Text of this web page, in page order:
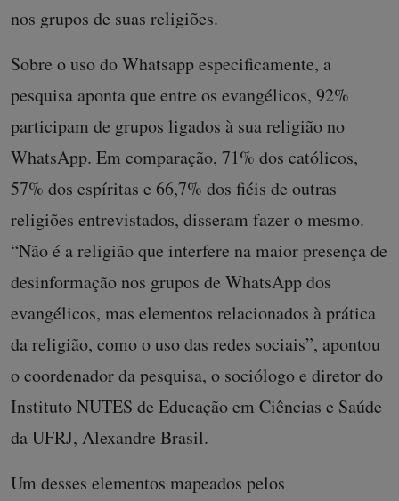
nos grupos de suas religiões.
Sobre o uso do Whatsapp especificamente, a
pesquisa aponta que entre os evangélicos, 92%
participam de grupos ligados à sua religião no
WhatsApp. Em comparação, 71% dos católicos,
57% dos espíritas e 66,7% dos fiéis de outras
religiões entrevistados, disseram fazer o mesmo.
“Não é a religião que interfere na maior presença de
desinformação nos grupos de WhatsApp dos
evangélicos, mas elementos relacionados à prática
da religião, como o uso das redes sociais”, apontou
o coordenador da pesquisa, o sociólogo e diretor do
Instituto NUTES de Educação em Ciências e Saúde
da UFRJ, Alexandre Brasil.
Um desses elementos mapeados pelos